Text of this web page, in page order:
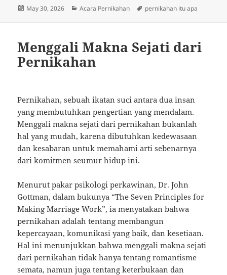
Posted
May 30, 2026 Categories
Acara Pernikahan Tags
pernikahan itu apa
Menggali Makna Sejati dari
Pernikahan
Pernikahan, sebuah ikatan suci antara dua insan
yang membutuhkan pengertian yang mendalam.
Menggali makna sejati dari pernikahan bukanlah
hal yang mudah, karena dibutuhkan kedewasaan
dan kesabaran untuk memahami arti sebenarnya
dari komitmen seumur hidup ini.
Menurut pakar psikologi perkawinan, Dr. John
Gottman, dalam bukunya “The Seven Principles for
Making Marriage Work”, ia menyatakan bahwa
pernikahan adalah tentang membangun
kepercayaan, komunikasi yang baik, dan kesetiaan.
Hal ini menunjukkan bahwa menggali makna sejati
dari pernikahan tidak hanya tentang romantisme
semata, namun juga tentang keterbukaan dan